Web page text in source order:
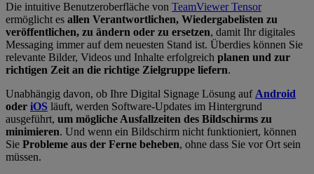
Die intuitive Benutzeroberfläche von TeamViewer Tensor
ermöglicht es allen Verantwortlichen, Wiedergabelisten zu
veröffentlichen, zu ändern oder zu ersetzen, damit Ihr digitales
Messaging immer auf dem neuesten Stand ist. Überdies können Sie
relevante Bilder, Videos und Inhalte erfolgreich planen und zur
richtigen Zeit an die richtige Zielgruppe liefern.
Unabhängig davon, ob Ihre Digital Signage Lösung auf Android
oder iOS läuft, werden Software-Updates im Hintergrund
ausgeführt, um mögliche Ausfallzeiten des Bildschirms zu
minimieren. Und wenn ein Bildschirm nicht funktioniert, können
Sie Probleme aus der Ferne beheben, ohne dass Sie vor Ort sein
müssen.